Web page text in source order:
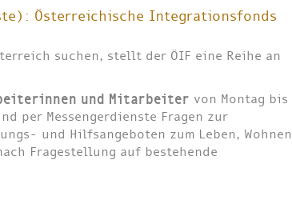
Österreichische Integrationsfonds
suchen, stellt der ÖIF eine Reihe an
und Mitarbeiter von Montag bis
per Messengerdienste Fragen zur
und Hilfsangeboten zum Leben, Wohnen
Fragestellung auf bestehende